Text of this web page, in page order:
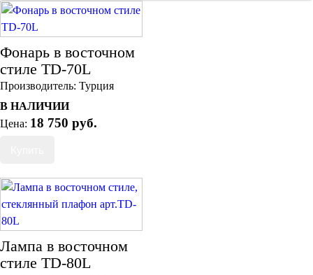
Торшеры Марокко
Торшеры Мозаика
Торшеры со стеклом
Светильники в хамам
Светильники потолочные
Светильники для кафе и ресторанов
Светильники дизайнерские
Светильники Лофт
Абажуры
Столы и столики
Комоды и тумбы
Пуфы и стулья
Консоли
Фонарь в восточном
стиле TD-70L
Производитель: Турция
В НАЛИЧИИ
Цена: 18 750 руб.
Лампа в восточном
стиле TD-80L